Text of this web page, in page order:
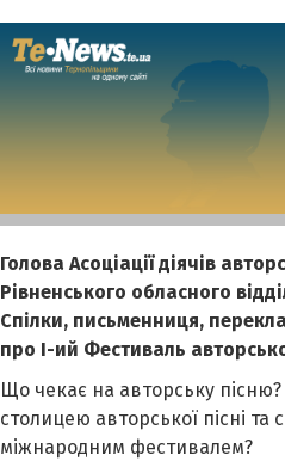
Голова Асоціації діячів
Рівненського обласного
Спілки, письменниця,
про І-ий Фестиваль
Що чекає на авторську
столицею авторської пісні та
міжнародним фестивалем?